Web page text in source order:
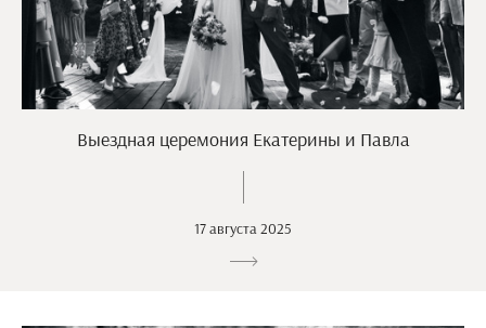
Выездная церемония Екатерины и Павла
17 августа 2025